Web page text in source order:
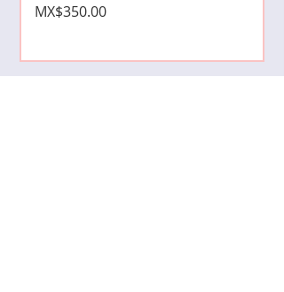
Price
MX$350.00